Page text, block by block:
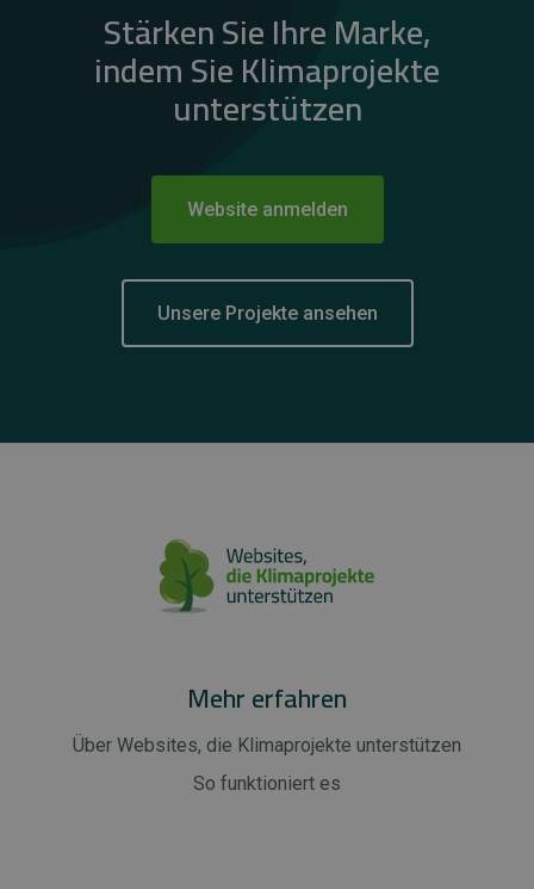
Stärken Sie Ihre Marke,
indem Sie Klimaprojekte
unterstützen
Website anmelden
Unsere Projekte ansehen
Mehr erfahren
Über Websites, die Klimaprojekte unterstützen
So funktioniert es